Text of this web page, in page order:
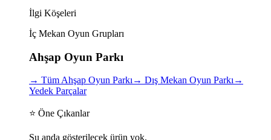
İlgi Köşeleri
İç Mekan Oyun Grupları
Ahşap Oyun Parkı
→ Tüm Ahşap Oyun Parkı→ Dış Mekan Oyun Parkı→
Yedek Parçalar
⭐ Öne Çıkanlar
Şu anda gösterilecek ürün yok.